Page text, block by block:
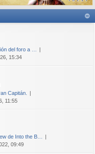
ar rs
e
c
del foro a …
15:34
Capitán.
11:55
de Into the B…
09:49